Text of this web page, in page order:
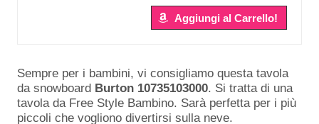
Aggiungi al Carrello!
Sempre per i bambini, vi consigliamo questa tavola
da snowboard Burton 10735103000. Si tratta di una
tavola da Free Style Bambino. Sarà perfetta per i più
piccoli che vogliono divertirsi sulla neve.